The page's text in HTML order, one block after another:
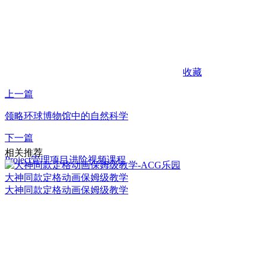
收藏
上一篇
领略环球博物馆中的自然科学
下一篇
Project管理项目进阶视频课程
相关推荐
大神同款定格动画保姆级教学
大神同款定格动画保姆级教学